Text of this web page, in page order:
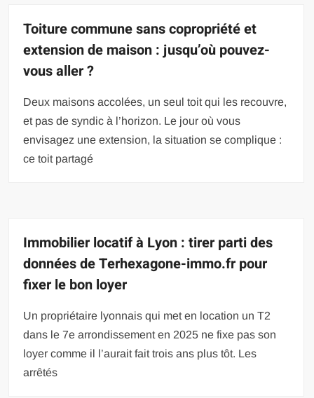
Toiture commune sans copropriété et
extension de maison : jusqu’où pouvez-
vous aller ?
Deux maisons accolées, un seul toit qui les recouvre,
et pas de syndic à l’horizon. Le jour où vous
envisagez une extension, la situation se complique :
ce toit partagé
Immobilier locatif à Lyon : tirer parti des
données de Terhexagone-immo.fr pour
fixer le bon loyer
Un propriétaire lyonnais qui met en location un T2
dans le 7e arrondissement en 2025 ne fixe pas son
loyer comme il l’aurait fait trois ans plus tôt. Les
arrêtés